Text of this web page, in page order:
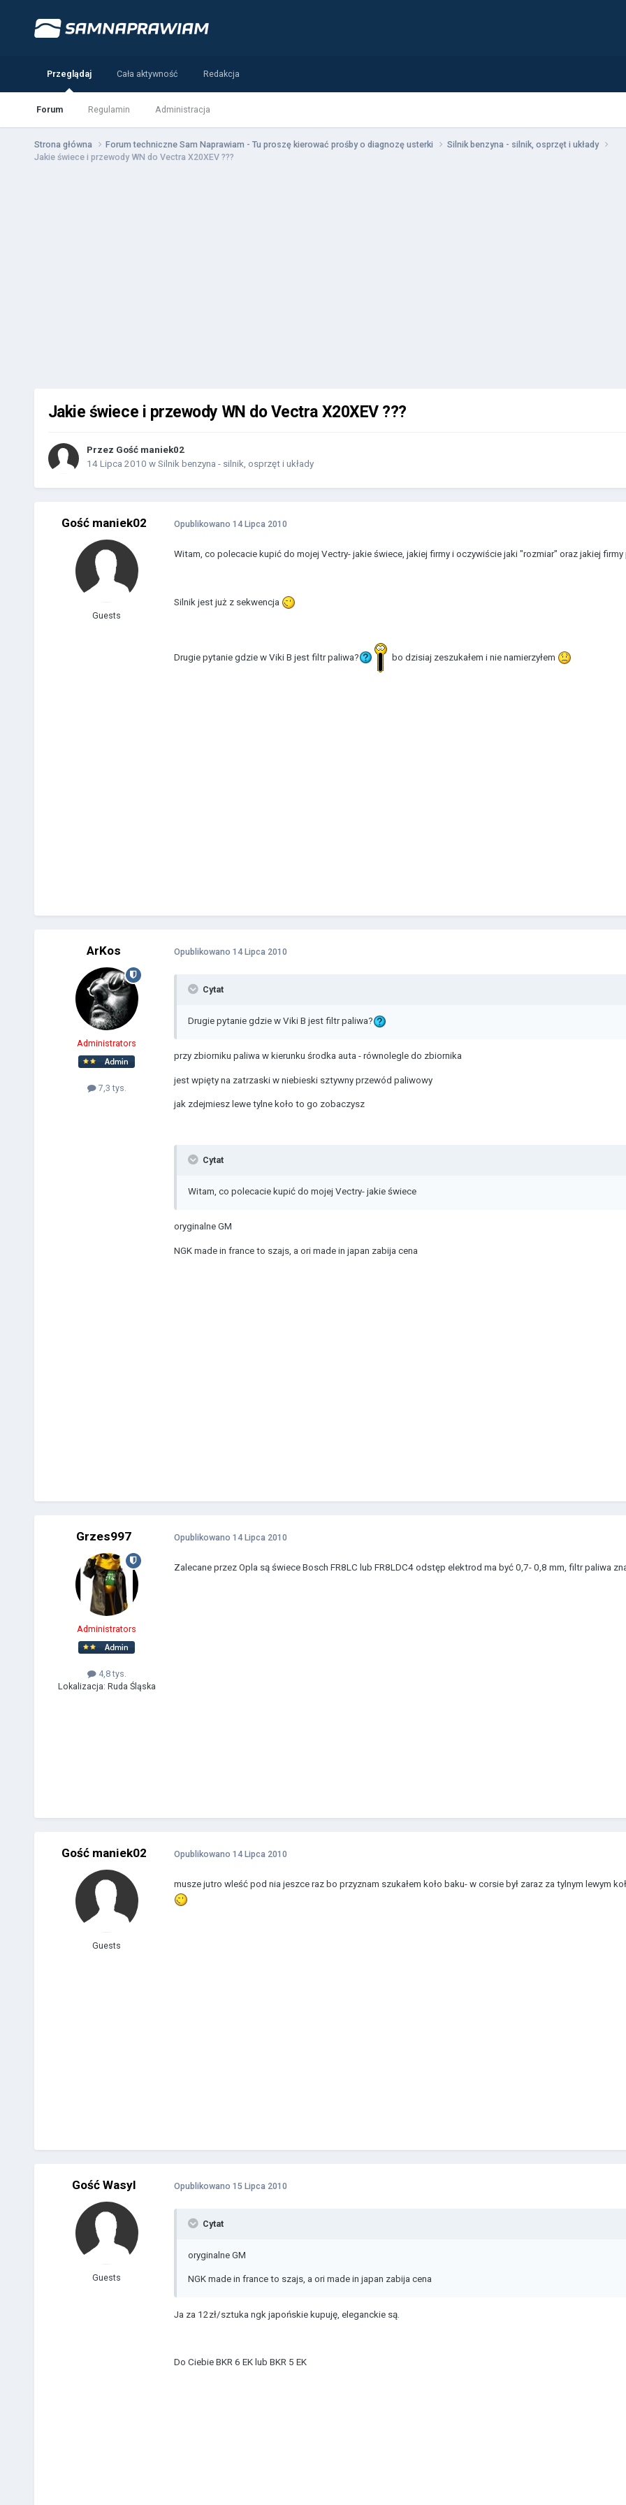
Przeglądaj
Forum Regulamin Administracja
Cała aktywność Redakcja
Strona główna Forum techniczne Sam Naprawiam - Tu proszę kierować prośby o diagnozę usterki
Silnik benzyna - silnik, osprzęt i układy
Jakie świece i przewody WN do Vectra X20XEV ???
Jakie świece i przewody WN do Vectra X20XEV ???
Przez Gość maniek02
14 Lipca 2010 w Silnik benzyna - silnik, osprzęt i układy
Gość maniek02
Guests
Opublikowano 14 Lipca 2010
Witam, co polecacie kupić do mojej Vectry- jakie świece, jakiej firmy i oczywiście jaki "rozmiar" oraz jakiej firmy
Silnik jest już z sekwencja
Drugie pytanie gdzie w Viki B jest filtr paliwa? bo dzisiaj zeszukałem i nie namierzyłem
ArKos
Administrators
7,3 tys.
Opublikowano 14 Lipca 2010
Cytat
Drugie pytanie gdzie w Viki B jest filtr paliwa?
przy zbiorniku paliwa w kierunku środka auta - równolegle do zbiornika
jest wpięty na zatrzaski w niebieski sztywny przewód paliwowy
jak zdejmiesz lewe tylne koło to go zobaczysz
Cytat
Witam, co polecacie kupić do mojej Vectry- jakie świece
oryginalne GM
NGK made in france to szajs, a ori made in japan zabija cena
Grzes997
Administrators
4,8 tys.
Lokalizacja: Ruda Śląska
Opublikowano 14 Lipca 2010
Zalecane przez Opla są świece Bosch FR8LC lub FR8LDC4 odstęp elektrod ma być 0,7- 0,8 mm, filtr paliwa
Gość maniek02
Guests
Opublikowano 14 Lipca 2010
musze jutro wleść pod nia jeszce raz bo przyznam szukałem koło baku- w corsie był zaraz za tylnym lewym
Gość Wasyl
Guests
Opublikowano 15 Lipca 2010
Cytat
oryginalne GM
NGK made in france to szajs, a ori made in japan zabija cena
Ja za 12zł/sztuka ngk japońskie kupuję, eleganckie są.
Do Ciebie BKR 6 EK lub BKR 5 EK